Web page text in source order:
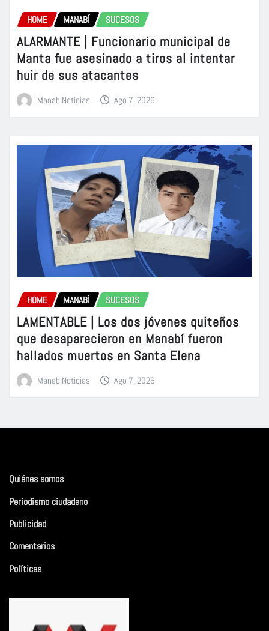
HOME MANABÍ SUCESOS
ALARMANTE | Funcionario municipal de
Manta fue asesinado a tiros al intentar
huir de sus atacantes
ManabiNoticias Ago 7, 2026
HOME MANABÍ SUCESOS
LAMENTABLE | Los dos jóvenes quiteños
que desaparecieron en Manabí fueron
hallados muertos en Santa Elena
ManabiNoticias Ago 7, 2026
Quiénes somos
Periodismo ciudadano
Publicidad
Comentarios
Políticas